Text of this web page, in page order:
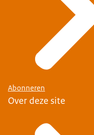
Abonneren
Over deze site